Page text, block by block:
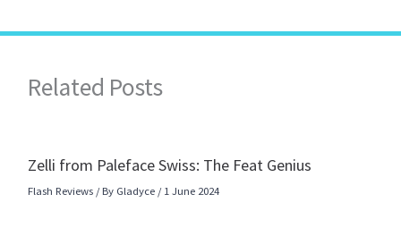
Related Posts
Zelli from Paleface Swiss: The Feat Genius
Flash Reviews / By Gladyce /1 June 2024